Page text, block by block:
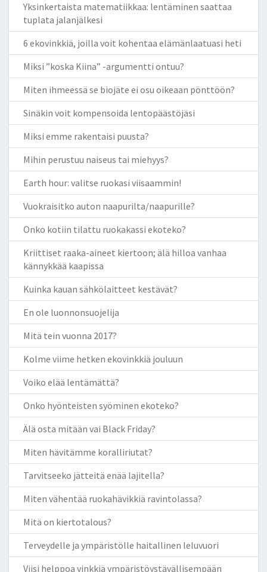
Yksinkertaista matematiikkaa: lentäminen saattaa
tuplata jalanjälkesi
6 ekovinkkiä, joilla voit kohentaa elämänlaatuasi heti
Miksi ”koska Kiina” -argumentti ontuu?
Miten ihmeessä se biojäte ei osu oikeaan pönttöön?
Sinäkin voit kompensoida lentopäästöjäsi
Miksi emme rakentaisi puusta?
Mihin perustuu naiseus tai miehyys?
Earth hour: valitse ruokasi viisaammin!
Vuokraisitko auton naapurilta/naapurille?
Onko kotiin tilattu ruokakassi ekoteko?
Kriittiset raaka-aineet kiertoon; älä hilloa vanhaa
kännykkää kaapissa
Kuinka kauan sähkölaitteet kestävät?
En ole luonnonsuojelija
Mitä tein vuonna 2017?
Kolme viime hetken ekovinkkiä jouluun
Voiko elää lentämättä?
Onko hyönteisten syöminen ekoteko?
Älä osta mitään vai Black Friday?
Miten hävitämme koralliriutat?
Tarvitseeko jätteitä enää lajitella?
Miten vähentää ruokahävikkiä ravintolassa?
Mitä on kiertotalous?
Terveydelle ja ympäristölle haitallinen leluvuori
Viisi helppoa vinkkiä ympäristöystävällisempään